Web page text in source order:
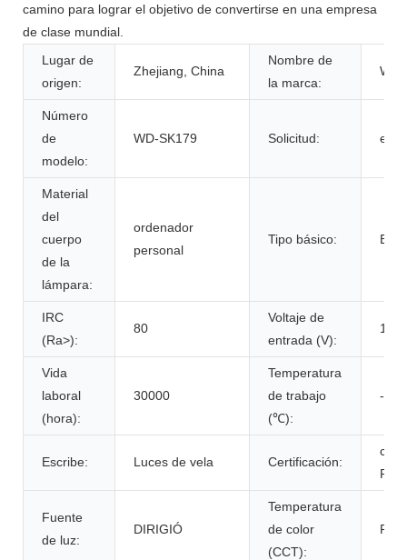
camino para lograr el objetivo de convertirse en una empresa
de clase mundial.
Lugar de
origen:
Zhejiang, China
Nombre de
la marca:
Número
de
modelo:
WD-SK179 Solicitud:
Material
del
cuerpo
de la
lámpara:
ordenador
personal
Tipo básico: E14
IRC
(Ra>):
80
Voltaje de
entrada (V):
Vida
laboral
(hora):
30000
Temperatura
de trabajo
(℃):
-20
Escribe: Luces de vela Certificación:
ce,
Fuente
de luz:
DIRIGIÓ
Temperatura
de color
(CCT):
RGB